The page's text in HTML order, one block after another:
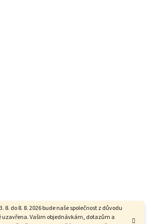
8. do 8. 8. 2026 bude naše společnost z důvodu
uzavřena. Vašim objednávkám, dotazům a